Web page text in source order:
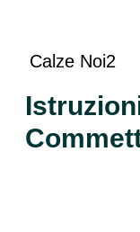
Calze Noi2